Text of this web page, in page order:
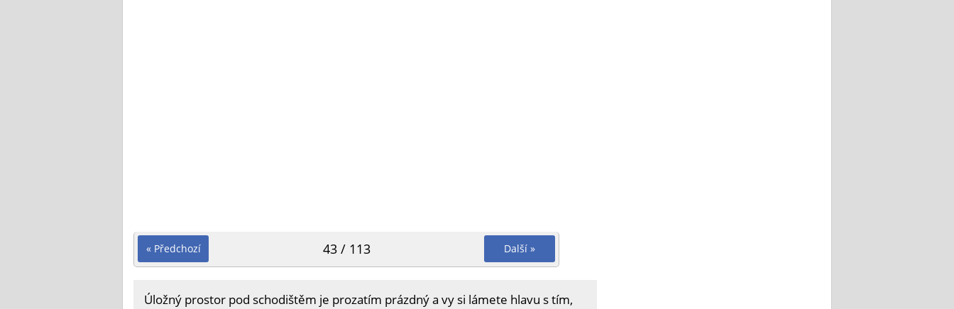
« Předchozí Další »
43 / 113
Úložný prostor pod schodištěm je prozatím prázdný a vy si lámete hlavu s tím,